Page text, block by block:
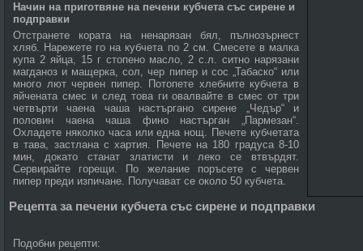
Начин на приготвяне на печени кубчета със сирене и
подправки
Отстранете кората на ненарязан бял, пълнозърнест
хляб. Нарежете го на кубчета по 2 см. Смесете в малка
купа 2 яйца, 15 г стопено масло, 2 с.л. ситно нарязани
магданоз и мащерка, сол, чер пипер и сос „Табаско“ или
много лют червен пипер. Потопете хлебните кубчета в
яйчената смес и след това ги овалвайте в смес от три
четвърти чаена чаша настъргано сирене „Чедър“ и
половин чаена чаша фино настърган „Пармезан“.
Охладете няколко часа или една нощ. Печете кубчетата
в тава, застлана с хартия. Печете на 180 градуса 8-10
мин, докато станат златисти и леко се втвърдят.
Сервирайте горещи. По желание поръсете с червен
пипер преди изпичане. Получават се около 50 кубчета.
Рецепта за печени кубчета със сирене и подправки
Подобни рецепти: